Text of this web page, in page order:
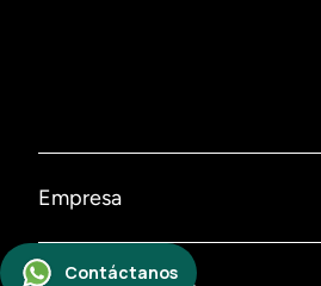
Empresa
Nosotros